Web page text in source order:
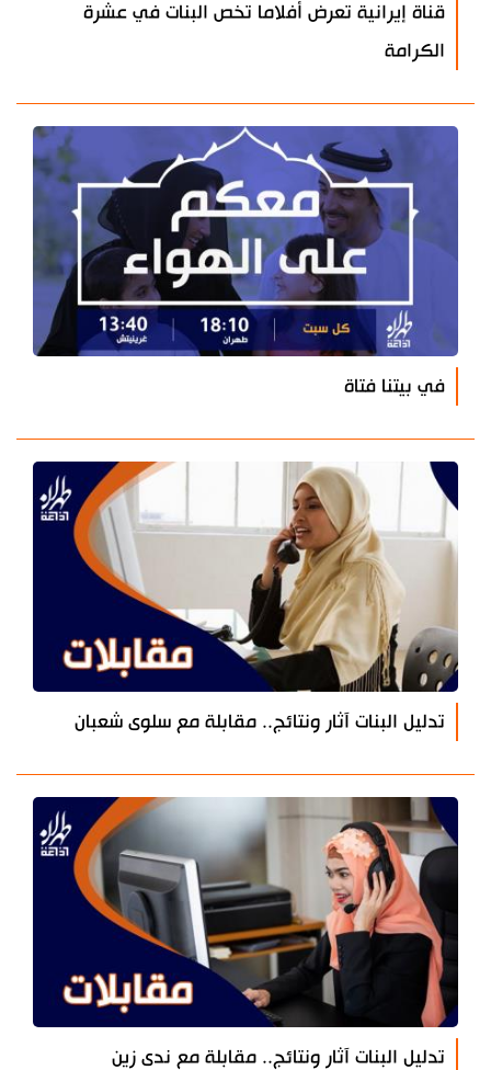
قناة إيرانية تعرض أفلاما تخص البنات في عشرة
الكرامة
في بيتنا فتاة
تدليل البنات آثار ونتائج.. مقابلة مع سلوى شعبان
تدليل البنات آثار ونتائج.. مقابلة مع ندى زين